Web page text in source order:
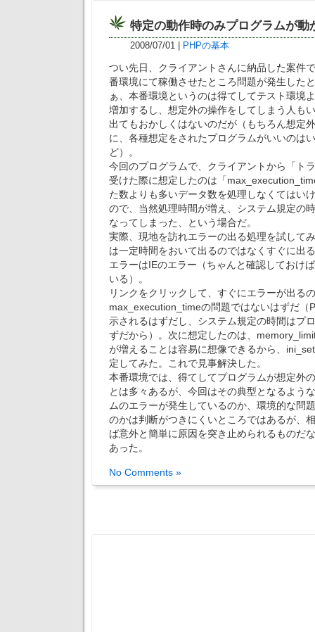
特定の動作時のみプログラムが動
2008/07/01 PHPの基本
つい先日、クライアントさんに納品した案件
番環境にて稼働させたところ問題が発生した
ぁ、本番環境というのは得てしてテスト環境
増加するし、想定外の操作をしてしまう人も
出てもおかしくはないのだが（もちろん想定
に、各種想定をされたプログラムがいいのは
ど）。
今回のプログラムで、クライアントから「ト
受けた際に想定したのは「
た数よりも多いデータ数を処理しなくてはい
ので、当然処理時間が増え、システム規定の
なってしまった、という場合だ。
実際、現地を訪れエラーの出る処理を試して
は一定時間をおいて出るのではなくすぐに出
エラーはIEのエラー（ちゃんと確認しておけ
いる）。
リンクをクリックして、すぐにエラーが出る
max_execution_timeの問題ではないはずだ（
示されるはずだし、システム規定の時間はプ
ずだから）。次に想定したのは、
が増えることは容易に想像できるから、
定してみた。これで見事解決した。
本番環境では、得てしてプログラムが想定外
とは多々あるが、今回はその典型となるよう
ムのエラーが発生しているのか、環境的な問
のかは判断がつきにくいところではあるが、
ば意外と簡単に原因を突き止められるものだ
あった。
No Comments »